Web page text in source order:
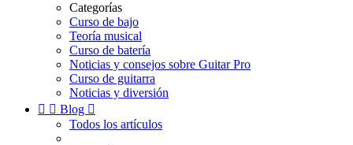
Categorías
Curso de bajo
Teoría musical
Curso de batería
Noticias y consejos sobre Guitar Pro
Curso de guitarra
Noticias y diversión
  Blog 
Todos los artículos